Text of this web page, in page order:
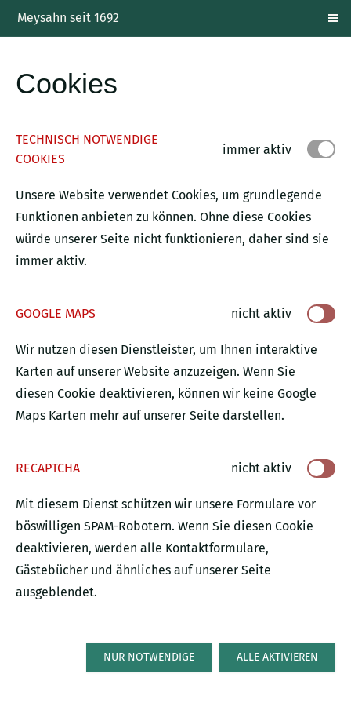
Meysahn seit 1692
Cookies
TECHNISCH NOTWENDIGE
COOKIES
immer aktiv
Unsere Website verwendet Cookies, um grundlegende
Funktionen anbieten zu können. Ohne diese Cookies
würde unserer Seite nicht funktionieren, daher sind sie
immer aktiv.
GOOGLE MAPS nicht aktiv
Wir nutzen diesen Dienstleister, um Ihnen interaktive
Karten auf unserer Website anzuzeigen. Wenn Sie
diesen Cookie deaktivieren, können wir keine Google
Maps Karten mehr auf unserer Seite darstellen.
RECAPTCHA nicht aktiv
Mit diesem Dienst schützen wir unsere Formulare vor
böswilligen SPAM-Robotern. Wenn Sie diesen Cookie
deaktivieren, werden alle Kontaktformulare,
Gästebücher und ähnliches auf unserer Seite
ausgeblendet.
NUR NOTWENDIGE ALLE AKTIVIEREN